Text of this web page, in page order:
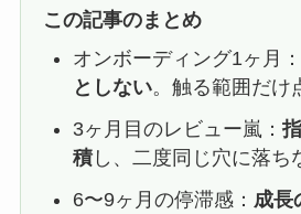
この記事のまとめ
オンボーディング1ヶ月：
としない。触る範囲だけ
3ヶ月目のレビュー嵐：
積し、二度同じ穴に落ち
6〜9ヶ月の停滞感： 成長